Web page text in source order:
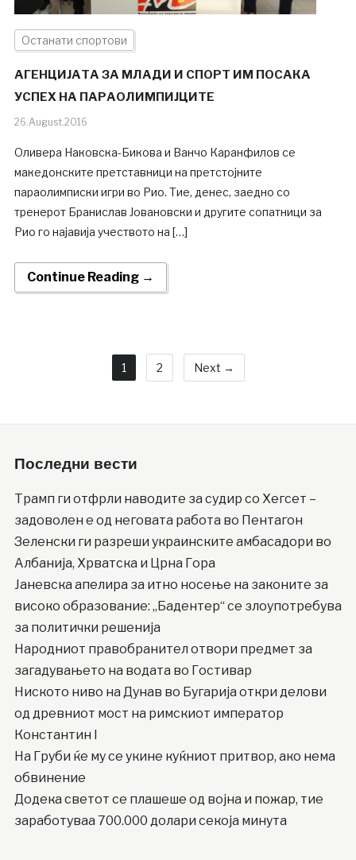
Останати спортови
АГЕНЦИЈАТА ЗА МЛАДИ И СПОРТ ИМ ПОСАКА
УСПЕХ НА ПАРАОЛИМПИЈЦИТЕ
26.August.2016
Оливера Наковска-Бикова и Ванчо Каранфилов се
македонските претставници на претстојните
параолимписки игри во Рио. Тие, денес, заедно со
тренерот Бранислав Јовановски и другите сопатници за
Рио го најавија учеството на […]
Continue Reading →
1 2 Next →
Последни вести
Трамп ги отфрли наводите за судир со Хегсет –
задоволен е од неговата работа во Пентагон
Зеленски ги разреши украинските амбасадори во
Албанија, Хрватска и Црна Гора
Јаневска апелира за итно носење на законите за
високо образование: „Бадентер“ се злоупотребува
за политички решенија
Народниот правобранител отвори предмет за
загадувањето на водата во Гостивар
Ниското ниво на Дунав во Бугарија откри делови
од древниот мост на римскиот император
Константин I
На Груби ќе му се укине куќниот притвор, ако нема
обвинение
Додека светот се плашеше од војна и пожар, тие
заработуваа 700.000 долари секоја минута